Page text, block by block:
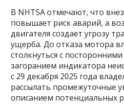
В NHTSA отмечают, что
повышает риск аварий, а
двигателя создает угрозу
ущерба. До отказа мотора
столкнуться с
загоранием индикатора
с 29 декабря 2025 года
рассылать промежуточные
описанием потенциальных